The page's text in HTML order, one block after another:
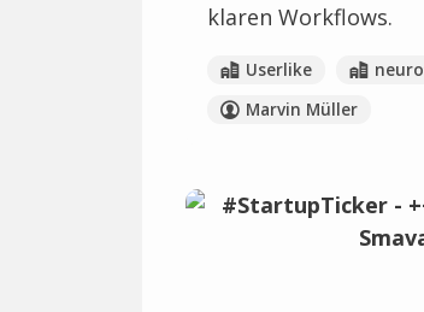
klaren Workflows.
Userlike
Marvin Müller